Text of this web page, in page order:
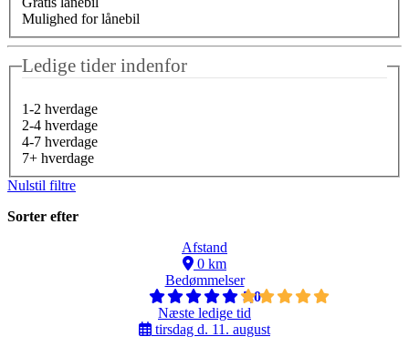
Mulighed for lånebil
Ledige tider indenfor
1-2 hverdage
2-4 hverdage
4-7 hverdage
7+ hverdage
Nulstil filtre
Sorter efter
Afstand
0 km
Bedømmelser
5,0
Næste ledige tid
tirsdag d. 11. august